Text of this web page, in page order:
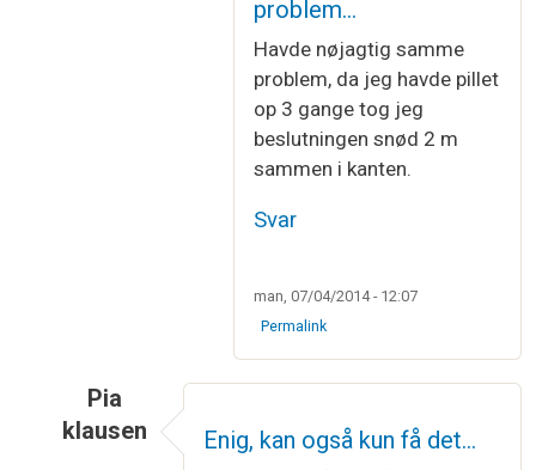
problem…
Havde nøjagtig samme
problem, da jeg havde pillet
op 3 gange tog jeg
beslutningen snød 2 m
sammen i kanten.
Svar
man, 07/04/2014 - 12:07
Permalink
Pia
klausen
Enig, kan også kun få det…